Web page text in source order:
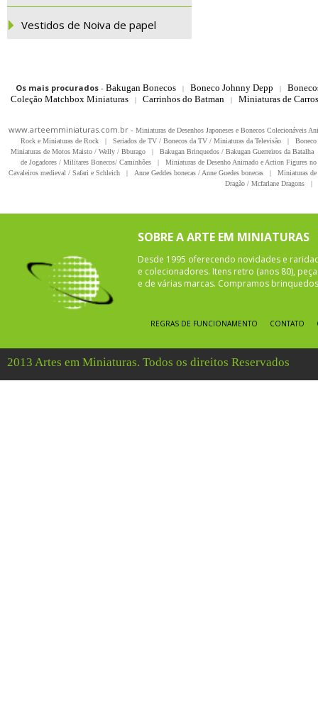
Vestidos de Noiva de papel
Os mais procurados- Bakugan Bonecos | Boneco Johnny Depp |
Coleção Matchbox Miniaturas
| Carrinhos do Batman | Miniaturas de
www.arteemminiaturas.com.br - Miniaturas de Desenhos Japoneses e Bonecos Colecionáveis
Rock e Miniaturas de Rock
| Seriados de TV / Bonecos da TV / Miniaturas da Televisão |
Miniaturas de Motos Maisto / Welly / Bburago
| Bakugan Brinquedos / Bakugan Guerreiros da Batalha
de Jogadores / Militares Bonecos/ Caminhões
|
Miniaturas de Desenho Animado e Action Figures
Cavaleiros medieval / Safari e Schleich
| Anne Geddes bonecas / Anne Guedes bonecas |
Miniaturas
Dragão / Mcfarlane Dragons
|
SOBRE A ARTE EM MINIATURAS
Desde 1995 oferecendo novidades e
e colecionadores. Itens retro (anos 80),
e de várias marcas. Compramos
REGRAS DE FUNCIONAMENTO CONTATO
2013 Artes em Miniaturas. Todos os direitos Reservados